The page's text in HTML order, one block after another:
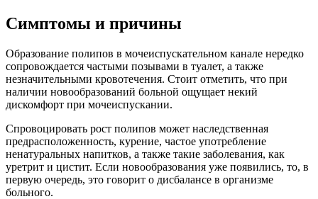
Симптомы и причины
Образование полипов в мочеиспускательном канале нередко
сопровождается частыми позывами в туалет, а также
незначительными кровотечения. Стоит отметить, что при
наличии новообразований больной ощущает некий
дискомфорт при мочеиспускании.
Спровоцировать рост полипов может наследственная
предрасположенность, курение, частое употребление
ненатуральных напитков, а также такие заболевания, как
уретрит и цистит. Если новообразования уже появились, то, в
первую очередь, это говорит о дисбалансе в организме
больного.